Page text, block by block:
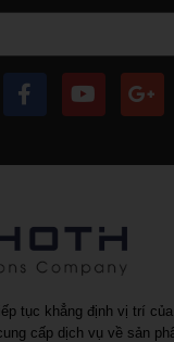
tục khẳng định vị trí
cấp dịch vụ về sản